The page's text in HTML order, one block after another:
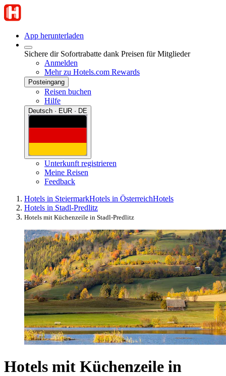
App herunterladen
Sichere dir Sofortrabatte dank Preisen für Mitglieder
Anmelden
Mehr zu Hotels.com Rewards
Posteingang
Reisen buchen
Hilfe
Deutsch · EUR · DE
Unterkunft registrieren
Meine Reisen
Feedback
Hotels in SteiermarkHotels in ÖsterreichHotels
Hotels in Stadl-Predlitz
Hotels mit Küchenzeile in Stadl-Predlitz
Hotels mit Küchenzeile in